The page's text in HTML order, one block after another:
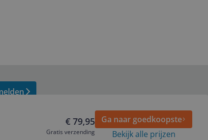
€ 79,95
Gratis verzending
Ga naar goedkoopste
Bekijk alle prijzen